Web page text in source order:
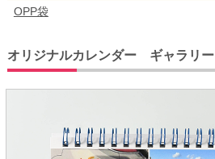
OPP袋
オリジナルカレンダー ギャラリー